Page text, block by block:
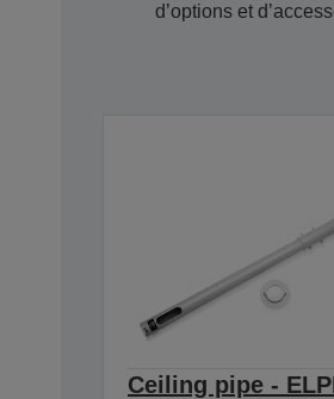
d’options et
Ceiling pipe -